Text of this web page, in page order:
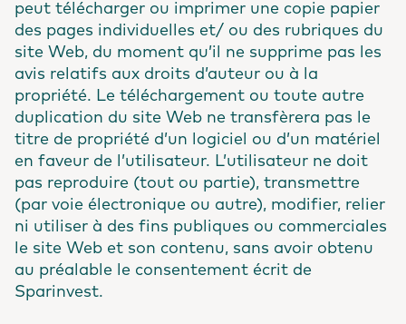
peut télécharger ou imprimer une copie papier
des pages individuelles et/ ou des rubriques du
site Web, du moment qu’il ne supprime pas les
avis relatifs aux droits d’auteur ou à la
propriété. Le téléchargement ou toute autre
duplication du site Web ne transfèrera pas le
titre de propriété d’un logiciel ou d’un matériel
en faveur de l’utilisateur. L’utilisateur ne doit
pas reproduire (tout ou partie), transmettre
(par voie électronique ou autre), modifier, relier
ni utiliser à des fins publiques ou commerciales
le site Web et son contenu, sans avoir obtenu
au préalable le consentement écrit de
Sparinvest.